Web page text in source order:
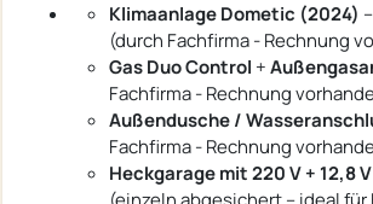
Klimaanlage Dometic (2024)
(durch Fachfirma - Rechnung
Gas Duo Control +
Fachfirma - Rechnung
Außendusche /
Fachfirma - Rechnung
Heckgarage mit 220 V + 12,8